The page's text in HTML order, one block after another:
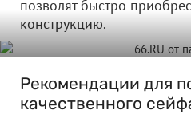
позволят быстро
конструкцию.
Рекомендации для
качественного